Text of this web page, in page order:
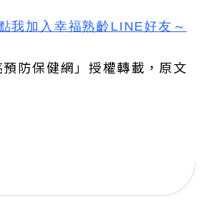
我加入 幸福熟齡LINE好友 ～
防保健網」授權轉載，原文